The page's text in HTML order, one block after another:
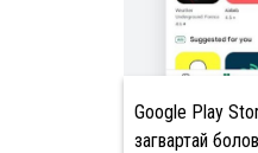
Google Play
загвартай болов